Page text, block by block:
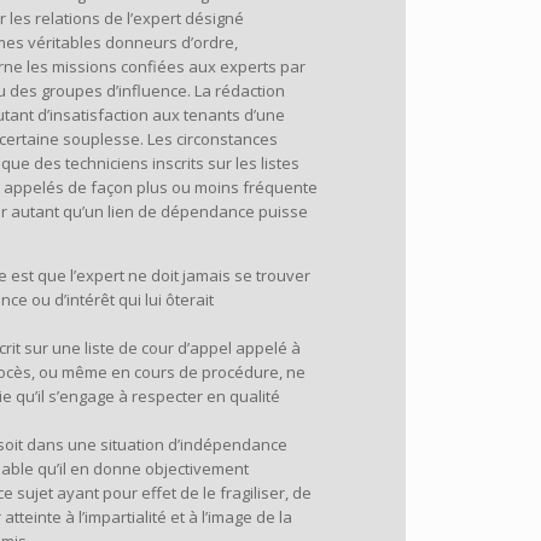
relations de l’expert désigné
véritables donneurs d’ordre,
les missions confiées aux experts par
des groupes d’influence. La rédaction
d’insatisfaction aux tenants d’une
souplesse. Les circonstances
des techniciens inscrits sur les listes
de façon plus ou moins fréquente
qu’un lien de dépendance puisse
que l’expert ne doit jamais se trouver
ou d’intérêt qui lui ôterait
sur une liste de cour d’appel appelé à
ou même en cours de procédure, ne
qu’il s’engage à respecter en qualité
dans une situation d’indépendance
qu’il en donne objectivement
sujet ayant pour effet de le fragiliser, de
à l’impartialité et à l’image de la